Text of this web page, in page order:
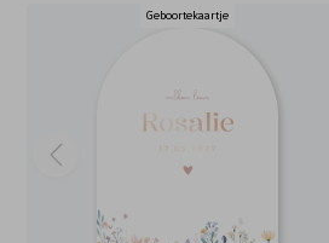
Geboortekaartje